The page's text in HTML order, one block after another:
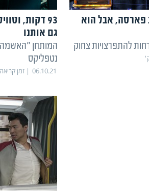
פארסה, אבל הוא
להתפרצויות צחוק
93 דקות,
גם אותנו
המותחן
נטפליקס
06.10.21 זמן